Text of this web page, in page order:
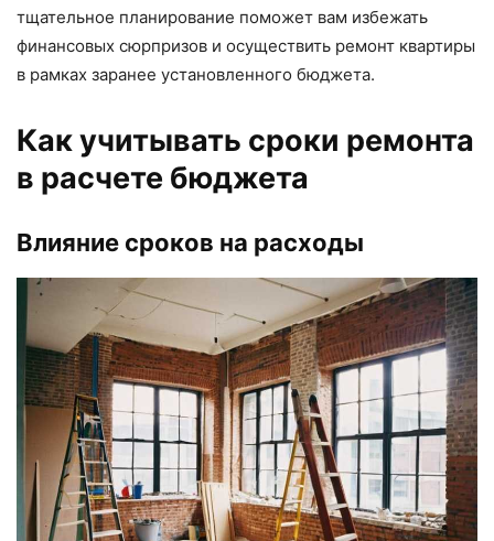
тщательное планирование поможет вам избежать
финансовых сюрпризов и осуществить ремонт квартиры
в рамках заранее установленного бюджета.
Как учитывать сроки ремонта
в расчете бюджета
Влияние сроков на расходы